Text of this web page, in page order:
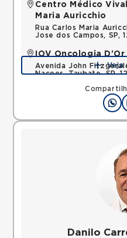
Centro Médico
Maria Auricchio
Rua Carlos Maria
Jose dos Campos, SP,
IOV Oncologia
Avenida John
Nacoes, Taubate, SP,
Veja
Danilo